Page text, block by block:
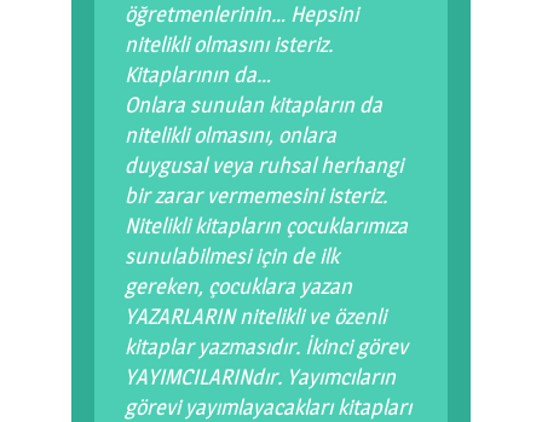
öğretmenlerinin… Hepsini
nitelikli olmasını isteriz.
Kitaplarının da…
Onlara sunulan kitapların da
nitelikli olmasını, onlara
duygusal veya ruhsal herhangi
bir zarar vermemesini isteriz.
Nitelikli kitapların çocuklarımıza
sunulabilmesi için de ilk
gereken, çocuklara yazan
YAZARLARIN nitelikli ve özenli
kitaplar yazmasıdır. İkinci görev
YAYIMCILARINdır. Yayımcıların
görevi yayımlayacakları kitapları